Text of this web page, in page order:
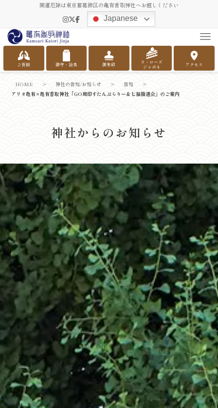
開運厄除は東京都葛飾区の亀有香取神社へお越しください
Japanese
ご祈願 御守・絵馬 御朱印
ラ・ローズ
ジャポネ
アクセス
神社からのお知らせ
HOME > 神社の告知/お知らせ > 告知
>
アリオ亀有×亀有香取神社「GO周印すたんぷらりー＆七福抽選会」のご案内